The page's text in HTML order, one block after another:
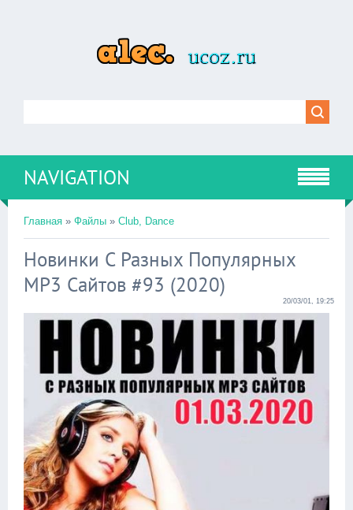
NAVIGATION
Главная » Файлы » Club, Dance
Новинки С Разных Популярных
MP3 Сайтов #93 (2020)
20/03/01, 19:25